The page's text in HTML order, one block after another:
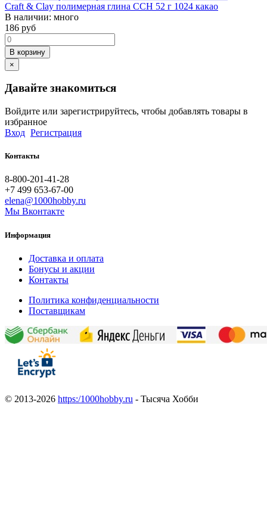
Craft & Clay полимерная глина CCH 52 г 1024 какао
В наличии: много
186 руб
В корзину
×
Давайте знакомиться
Войдите или зарегистрируйтесь, чтобы добавлять товары в
избранное
Вход Регистрация
Контакты
8-800-201-41-28
+7 499 653-67-00
elena@1000hobby.ru
Мы Вконтакте
Информация
Доставка и оплата
Бонусы и акции
Контакты
Политика конфиденциальности
Поставщикам
© 2013-2026 https:/1000hobby.ru - Тысяча Хобби